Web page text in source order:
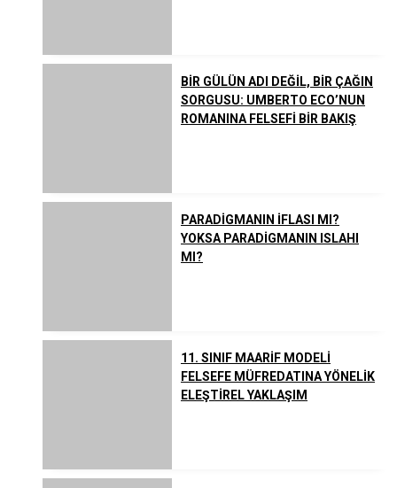
BİR GÜLÜN ADI DEĞİL, BİR ÇAĞIN
SORGUSU: UMBERTO ECO’NUN
ROMANINA FELSEFİ BİR BAKIŞ
PARADİGMANIN İFLASI MI?
YOKSA PARADİGMANIN ISLAHI
MI?
11. SINIF MAARİF MODELİ
FELSEFE MÜFREDATINA YÖNELİK
ELEŞTİREL YAKLAŞIM